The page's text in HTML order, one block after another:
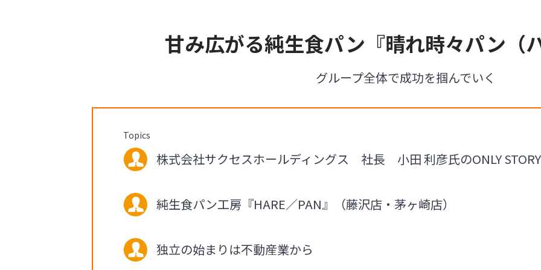
甘み広がる純生食パン『晴れ時々パン（
グループ全体で成功を掴んでいく
Topics
株式会社サクセスホールディングス 社長 小田 利彦氏のONLY STORY
純生食パン工房『HARE／PAN』（藤沢店・茅ヶ崎店）
独立の始まりは不動産業から